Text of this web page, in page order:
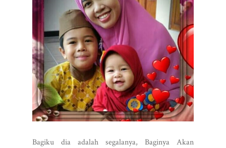
Bagiku dia adalah segalanya, Baginya Akan